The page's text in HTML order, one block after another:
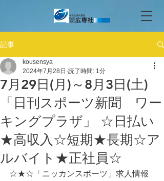
記事
7月29日(月)～8月3日(土)
「日刊スポーツ新聞 ワー
キングプラザ」 ☆日払い
★高収入☆短期★長期☆ア
ルバイト★正社員☆
kousensya
2024年7月28日 読了時間: 1分
☆★☆「ニッカンスポーツ」求人情報